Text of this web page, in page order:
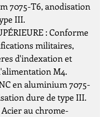
7075-T6, anodisation
III.
: Conforme
militaires,
d'indexation et
M4.
en aluminium 7075-
dure de type III.
Acier au chrome-